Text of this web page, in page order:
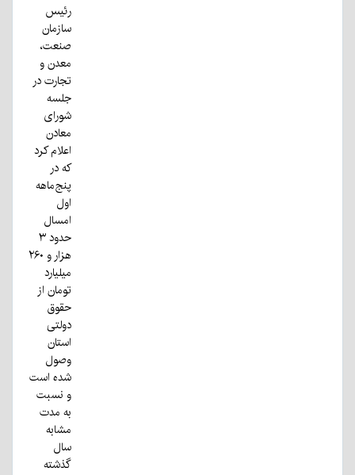
رئیس
سازمان
صنعت،
معدن و
تجارت در
جلسه
شورای
معادن
اعلام کرد
که در
پنج‌ماهه
اول
امسال
حدود ۳
هزار و ۲۶۰
میلیارد
تومان از
حقوق
دولتی
استان
وصول
شده است
و نسبت
به مدت
مشابه
سال
گذشته